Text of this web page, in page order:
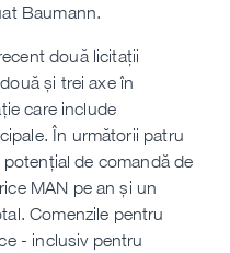
Baumann.
două licitații
și trei axe în
care include
În următorii patru
de comandă de
MAN pe an și un
Comenzile pentru
- inclusiv pentru